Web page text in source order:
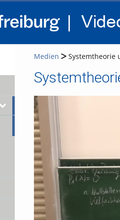
Medien Systemtheorie